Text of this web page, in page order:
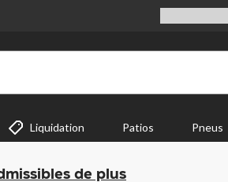
Liquidation Patios Pneus
de plus